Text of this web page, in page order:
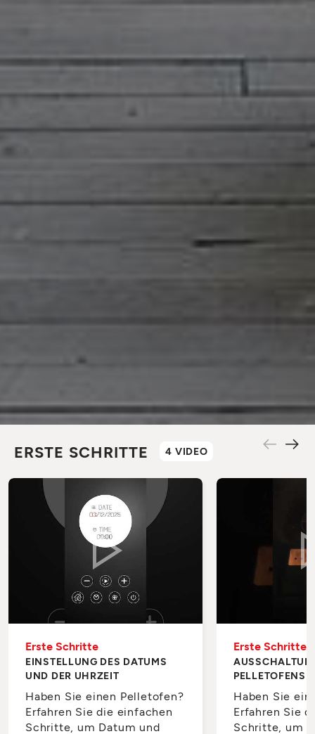
ERSTE SCHRITTE 4 VIDEO
Erste Schritte
EINSTELLUNG DES DATUMS
UND DER UHRZEIT
Haben Sie einen Pelletofen?
Erfahren Sie die einfachen
Schritte, um Datum und
Erste Schritte
PELLETOFENS
Haben Sie
Erfahren Sie
Schritte, um